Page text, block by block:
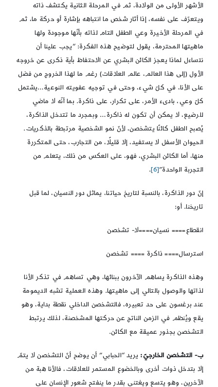
الأشهر الأولى من الولادة، ثم في المرحلة الثانية يكتشف ذاته
ويتعرّف على نفسه، إذا أثار شخص ما انتباهه بإشارة أو حركة ما، ثم
في المرحلة الأخيرة وعي الطفل التام لذاته بأنّها موجودة ولها
ماهيتها المحترمة، يقول لتوضيح هذه الفكرة: “يجب علينا أن
نتساءل لماذا يعجز الكائن البشري عن الاحتفاظ بأية ذكرى عن خروجه
الأول (إلى هذا العالم، عالم العلاقات) رغم ما لهذا الخروج من فضل
على الأنا، في كلّ شيء، وحتى في توجيه عفويته النوعية…يشتمل
كلّ وعي، بادىء الأمر، على تكرار، على ذاكرة. بما أنّه لا ماضي
للرضيع، لا يمكن أن تكون له ذاكرة… وبمجرد ما تتدخل الذاكرة،
يُصبح الطفل كائنًا يتشخصن، لأنّ نمو الشخصية مرتبطة بالذكريات.
الحيوان الأسفل لا يستفيد، إلا قليلًا، من التجارب، حتى المتكررة
منها، أما الكائن البشري، فهو، على العكس من ذلك، يتعلم من
التجربة الواحدة”[6]
.
إنّ دور الذاكرة، بالنسبة لتاريخ حياتنا، يماثل دور النسيان، لما قبل
تاريخنا. أو:
انقطاع==== نسيان====لا- تشخصن
استرسال==== ذاكرة ==== تشخصن
وهذه الذاكرة يساهم الآخرون ببنائها، وهي تساهم في تذكر الأنا
لذاتها والوصول بالتالي إلى ماهيتها. وهذه العملية تشبه الديمومة
عند برغسون على حد تعبيره، فالتشخصن الداخلي نقطة بداية، وهو
يقع ويُنظم في الزمن الناتج عن حركتها المشخصنة، لذلك يرتبط
التشخصن بجذور عميقة مع الكائن.
ب- التشخصن الخارجيّ: يريد “الحبابي” أن يوضح أنّ التشخصن لا يتمّ
إلا بتدخل ذوات أخرى وبالخضوع المستمر للعلاقات، فالأنا هبة من
الآخرين، وهو يتسع ويغتني بقدر ما ينفتح شعور الإنسان على